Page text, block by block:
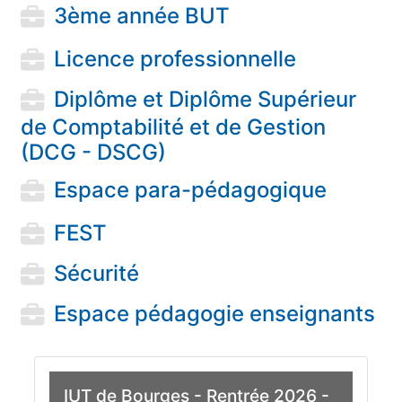
3ème année BUT
Licence professionnelle
Diplôme et Diplôme Supérieur
de Comptabilité et de Gestion
(DCG - DSCG)
Espace para-pédagogique
FEST
Sécurité
Espace pédagogie enseignants
IUT de Bourges - Rentrée 2026 -